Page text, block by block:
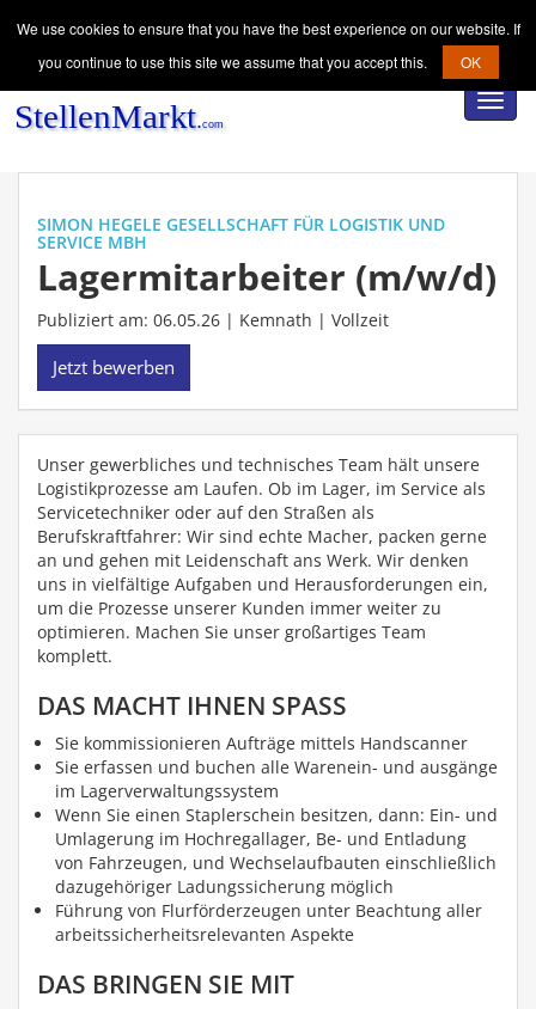
SIMON HEGELE GESELLSCHAFT FÜR LOGISTIK UND
SERVICE MBH
Lagermitarbeiter (m/w/d)
Publiziert am: 06.05.26 | Kemnath | Vollzeit
Jetzt bewerben
Unser gewerbliches und technisches Team hält unsere
Logistikprozesse am Laufen. Ob im Lager, im Service als
Servicetechniker oder auf den Straßen als
Berufskraftfahrer: Wir sind echte Macher, packen gerne
an und gehen mit Leidenschaft ans Werk. Wir denken
uns in vielfältige Aufgaben und Herausforderungen ein,
um die Prozesse unserer Kunden immer weiter zu
optimieren. Machen Sie unser großartiges Team
komplett.
DAS MACHT IHNEN SPASS
Sie kommissionieren Aufträge mittels Handscanner
Sie erfassen und buchen alle Warenein- und ausgänge
im Lagerverwaltungssystem
Wenn Sie einen Staplerschein besitzen, dann: Ein- und
Umlagerung im Hochregallager, Be- und Entladung
von Fahrzeugen, und Wechselaufbauten einschließlich
dazugehöriger Ladungssicherung möglich
Führung von Flurförderzeugen unter Beachtung aller
arbeitssicherheitsrelevanten Aspekte
DAS BRINGEN SIE MIT
We use cookies to ensure that you have the best experience on our website. If
you continue to use this site we assume that you accept this.
OK